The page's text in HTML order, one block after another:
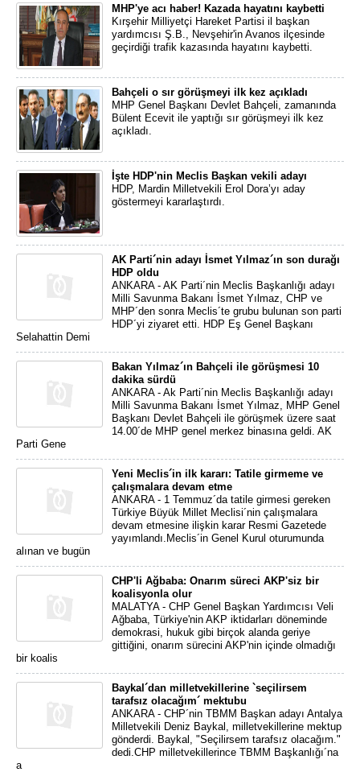
MHP'ye acı haber! Kazada hayatını kaybetti
Kırşehir Milliyetçi Hareket Partisi il başkan
yardımcısı Ş.B., Nevşehir'in Avanos ilçesinde
geçirdiği trafik kazasında hayatını kaybetti.
Bahçeli o sır görüşmeyi ilk kez açıkladı
MHP Genel Başkanı Devlet Bahçeli, zamanında
Bülent Ecevit ile yaptığı sır görüşmeyi ilk kez
açıkladı.
İşte HDP'nin Meclis Başkan vekili adayı
HDP, Mardin Milletvekili Erol Dora’yı aday
göstermeyi kararlaştırdı.
AK Parti´nin adayı İsmet Yılmaz´ın son durağı
HDP oldu
ANKARA - AK Parti´nin Meclis Başkanlığı adayı
Milli Savunma Bakanı İsmet Yılmaz, CHP ve
MHP´den sonra Meclis´te grubu bulunan son parti
HDP´yi ziyaret etti. HDP Eş Genel Başkanı
Selahattin Demi
Bakan Yılmaz´ın Bahçeli ile görüşmesi 10
dakika sürdü
ANKARA - Ak Parti´nin Meclis Başkanlığı adayı
Milli Savunma Bakanı İsmet Yılmaz, MHP Genel
Başkanı Devlet Bahçeli ile görüşmek üzere saat
14.00´de MHP genel merkez binasına geldi. AK
Parti Gene
Yeni Meclis´in ilk kararı: Tatile girmeme ve
çalışmalara devam etme
ANKARA - 1 Temmuz´da tatile girmesi gereken
Türkiye Büyük Millet Meclisi´nin çalışmalara
devam etmesine ilişkin karar Resmi Gazetede
yayımlandı.Meclis´in Genel Kurul oturumunda
alınan ve bugün
CHP'li Ağbaba: Onarım süreci AKP'siz bir
koalisyonla olur
MALATYA - CHP Genel Başkan Yardımcısı Veli
Ağbaba, Türkiye'nin AKP iktidarları döneminde
demokrasi, hukuk gibi birçok alanda geriye
gittiğini, onarım sürecini AKP'nin içinde olmadığı
bir koalis
Baykal´dan milletvekillerine `seçilirsem
tarafsız olacağım´ mektubu
ANKARA - CHP´nin TBMM Başkan adayı Antalya
Milletvekili Deniz Baykal, milletvekillerine mektup
gönderdi. Baykal, "Seçilirsem tarafsız olacağım."
dedi.CHP milletvekillerince TBMM Başkanlığı´na
a